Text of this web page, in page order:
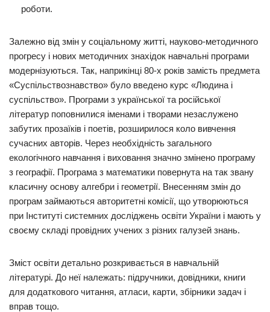
роботи.
Залежно від змін у соціальному житті, науково-методичного
прогресу і нових методичних знахідок навчальні програми
модернізуються. Так, наприкінці 80-х років замість предмета
«Суспільствознавство» було введено курс «Людина і
суспільство». Програми з української та російської
літератур поповнилися іменами і творами незаслужено
забутих прозаїків і поетів, розширилося коло вивчення
сучасних авторів. Через необхідність загального
екологічного навчання і виховання значно змінено програму
з географії. Програма з математики повернута на так звану
класичну основу алгебри і геометрії. Внесенням змін до
програм займаються авторитетні комісії, що утворюються
при Інституті системних досліджень освіти України і мають у
своєму складі провідних учених з різних галузей знань.
Зміст освіти детально розкривається в навчальній
літературі. До неї належать: підручники, довідники, книги
для додаткового читання, атласи, карти, збірники задач і
вправ тощо.